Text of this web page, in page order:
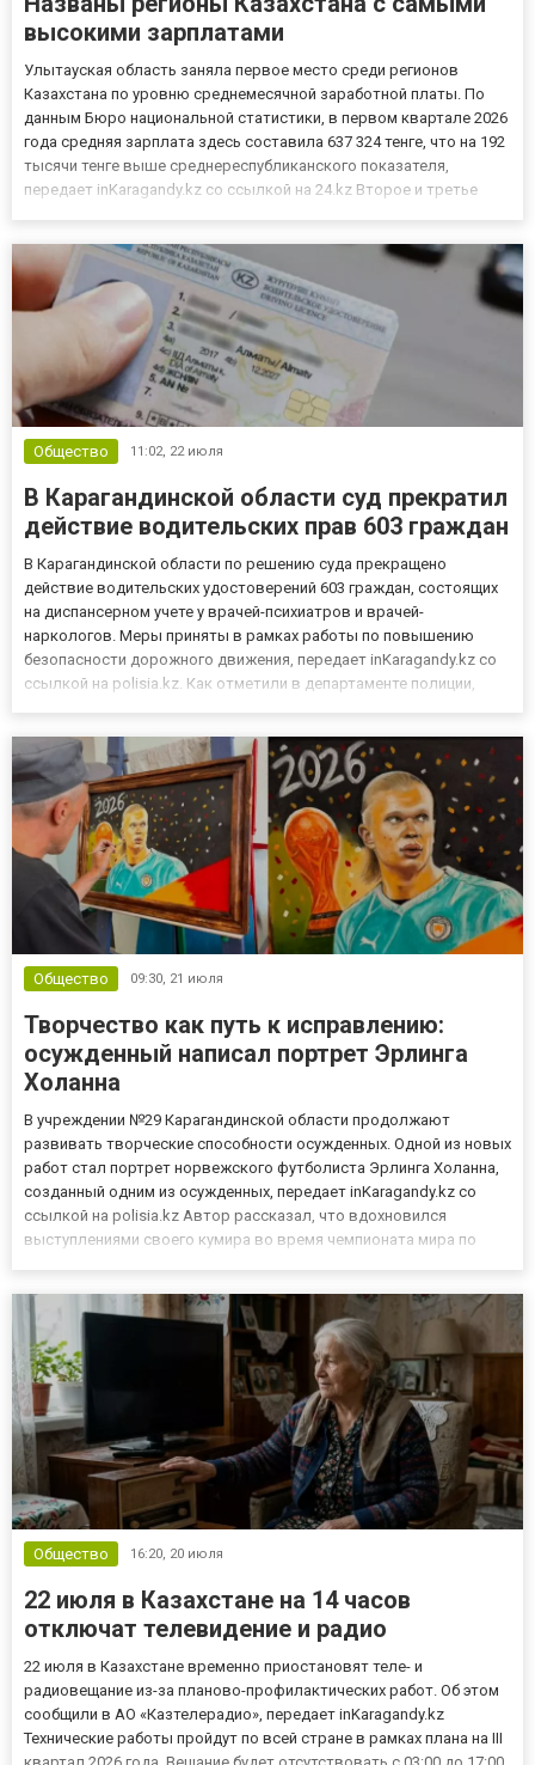
высокими зарплатами
Улытауская область заняла первое место среди регионов
Казахстана по уровню среднемесячной заработной платы. По
данным Бюро национальной статистики, в первом квартале 2026
года средняя зарплата здесь составила 637 324 тенге, что на 192
тысячи тенге выше среднереспубликанского показателя,
передает inKaragandy.kz со ссылкой на 24.kz Второе и третье
Общество 11:02, 22 июля
В Карагандинской области суд прекратил
действие водительских прав 603 граждан
В Карагандинской области по решению суда прекращено
действие водительских удостоверений 603 граждан, состоящих
на диспансерном учете у врачей-психиатров и врачей-
наркологов. Меры приняты в рамках работы по повышению
безопасности дорожного движения, передает inKaragandy.kz со
ссылкой на polisia.kz. Как отметили в департаменте полиции,
граждан, имеющих...
Общество 09:30, 21 июля
Творчество как путь к исправлению:
осужденный написал портрет Эрлинга
Холанна
В учреждении №29 Карагандинской области продолжают
развивать творческие способности осужденных. Одной из новых
работ стал портрет норвежского футболиста Эрлинга Холанна,
созданный одним из осужденных, передает inKaragandy.kz со
ссылкой на polisia.kz Автор рассказал, что вдохновился
выступлениями своего кумира во время чемпионата мира по
Общество 16:20, 20 июля
22 июля в Казахстане на 14 часов
отключат телевидение и радио
22 июля в Казахстане временно приостановят теле- и
радиовещание из-за планово-профилактических работ. Об этом
сообщили в АО «Казтелерадио», передает inKaragandy.kz
Технические работы пройдут по всей стране в рамках плана на III